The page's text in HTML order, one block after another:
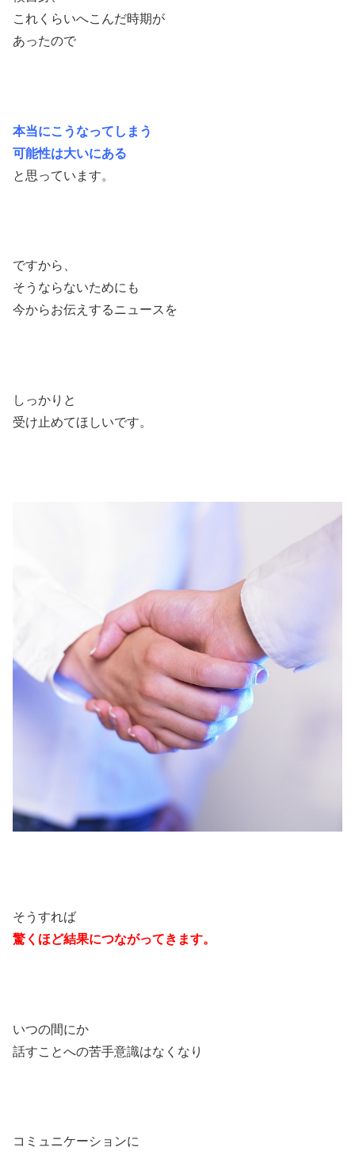
これくらいへこんだ時期が
あったので
本当にこうなってしまう
可能性は大いにある
と思っています。
ですから、
そうならないためにも
今からお伝えするニュースを
しっかりと
受け止めてほしいです。
そうすれば
驚くほど結果につながってきます。
いつの間にか
話すことへの苦手意識はなくなり
コミュニケーションに